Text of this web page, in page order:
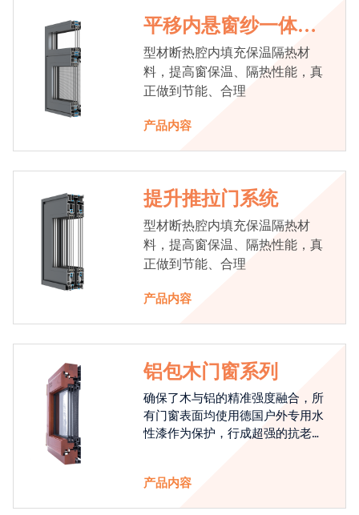
平移内悬窗纱一体系
统
型材断热腔内填充保温隔热材
料，提高窗保温、隔热性能，真
正做到节能、合理
产品内容
提升推拉门系统
型材断热腔内填充保温隔热材
料，提高窗保温、隔热性能，真
正做到节能、合理
产品内容
铝包木门窗系列
确保了木与铝的精准强度融合，所
有门窗表面均使用德国户外专用水
性漆作为保护，行成超强的抗老化
产品内容